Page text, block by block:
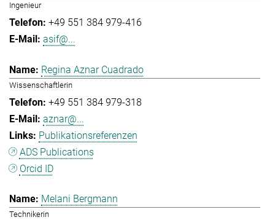
Ingenieur
+49 551 384 979-416
asif@...
Regina Aznar Cuadrado
Wissenschaftlerin
+49 551 384 979-318
aznar@...
Publikationsreferenzen
ADS Publications
Orcid ID
Melani Bergmann
Technikerin